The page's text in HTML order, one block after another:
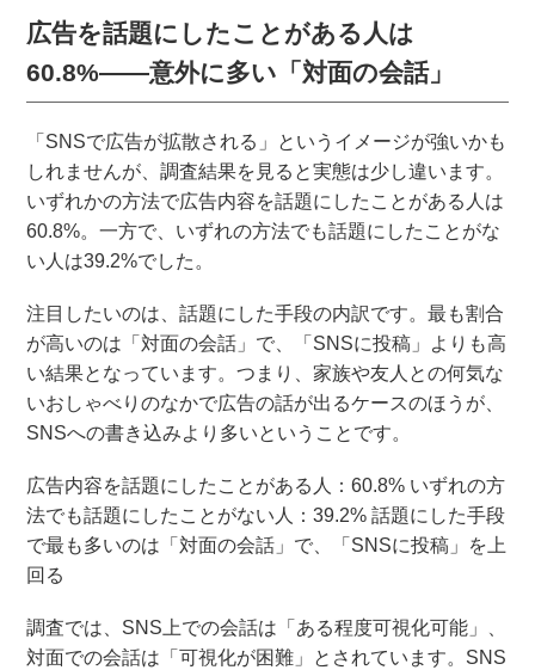
広告を話題にしたことがある人は
60.8%――意外に多い「対面の会話」
「SNSで広告が拡散される」というイメージが強いかも
しれませんが、調査結果を見ると実態は少し違います。
いずれかの方法で広告内容を話題にしたことがある人は
60.8%。一方で、いずれの方法でも話題にしたことがな
い人は39.2%でした。
注目したいのは、話題にした手段の内訳です。最も割合
が高いのは「対面の会話」で、「SNSに投稿」よりも高
い結果となっています。つまり、家族や友人との何気な
いおしゃべりのなかで広告の話が出るケースのほうが、
SNSへの書き込みより多いということです。
広告内容を話題にしたことがある人：60.8% いずれの方
法でも話題にしたことがない人：39.2% 話題にした手段
で最も多いのは「対面の会話」で、「SNSに投稿」を上
回る
調査では、SNS上での会話は「ある程度可視化可能」、
対面での会話は「可視化が困難」とされています。SNS